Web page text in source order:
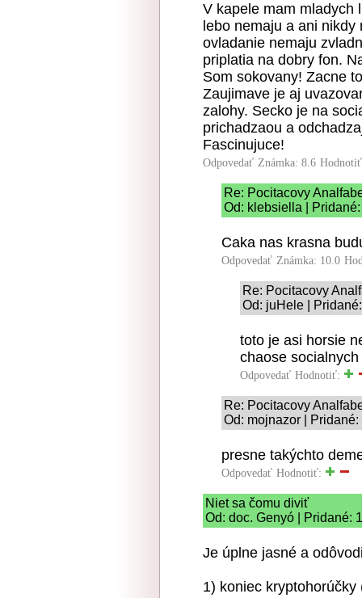
V kapele mam mladych
lebo nemaju a ani
ovladanie nemaju
priplatia na dobry fon.
Som sokovany! Zacne
Zaujimave je aj
zalohy. Secko je na
prichadzaou a
Fascinujuce!
Odpovedať Známka: 8.6
Re: Pocitacovy
Od: klebsiella |
Caka nas krasna
Odpovedať Známka: 10.0
Re: Pocitacovy
Od: juHele |
toto je asi horsie
chaose socialnych
Odpovedať Hodnotiť:
Re: Pocitacovy
Od: mojnazor |
presne takýchto
Odpovedať Hodnotiť:
Niet sa čomu diviť
Od: doc. Genyó | Pridané:
Je úplne jasné a
1) koniec